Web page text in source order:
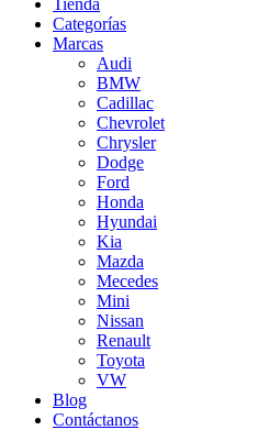
Tienda
Categorías
Marcas
Audi
BMW
Cadillac
Chevrolet
Chrysler
Dodge
Ford
Honda
Hyundai
Kia
Mazda
Mecedes
Mini
Nissan
Renault
Toyota
VW
Blog
Contáctanos